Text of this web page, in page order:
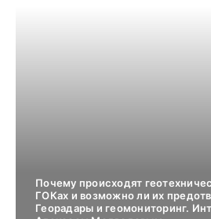
Почему происходят
ГОКах и возможно ли их
Георадары и геомониторинг.